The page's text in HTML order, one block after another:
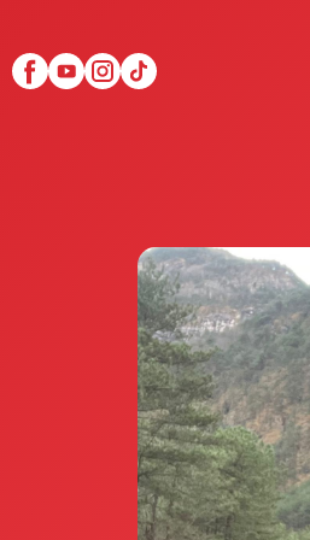
Scopri Club
Le
La